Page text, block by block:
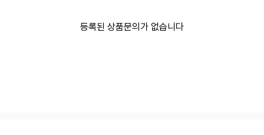
등록된 상품문의가 없습니다